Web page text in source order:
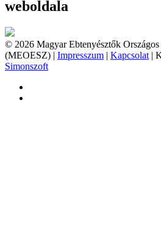
weboldala
© 2026 Magyar Ebtenyésztők
(MEOESZ) | Impresszum | Kapcsolat |
Simonszoft